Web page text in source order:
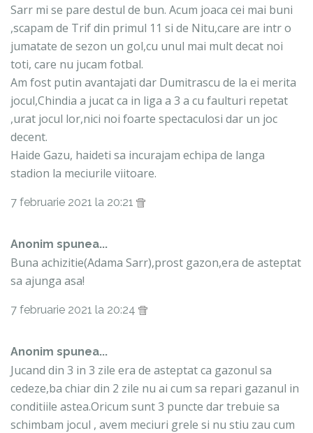
Sarr mi se pare destul de bun. Acum joaca cei mai buni
,scapam de Trif din primul 11 si de Nitu,care are intr o
jumatate de sezon un gol,cu unul mai mult decat noi
toti, care nu jucam fotbal.
Am fost putin avantajati dar Dumitrascu de la ei merita
jocul,Chindia a jucat ca in liga a 3 a cu faulturi repetat
,urat jocul lor,nici noi foarte spectaculosi dar un joc
decent.
Haide Gazu, haideti sa incurajam echipa de langa
stadion la meciurile viitoare.
7 februarie 2021 la 20:21
Anonim spunea...
Buna achizitie(Adama Sarr),prost gazon,era de asteptat
sa ajunga asa!
7 februarie 2021 la 20:24
Anonim spunea...
Jucand din 3 in 3 zile era de asteptat ca gazonul sa
cedeze,ba chiar din 2 zile nu ai cum sa repari gazanul in
conditiile astea.Oricum sunt 3 puncte dar trebuie sa
schimbam jocul , avem meciuri grele si nu stiu zau cum